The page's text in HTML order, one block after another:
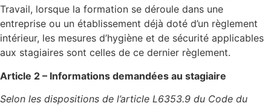
Travail, lorsque la formation se déroule dans une
entreprise ou un établissement déjà doté d’un règlement
intérieur, les mesures d’hygiène et de sécurité applicables
aux stagiaires sont celles de ce dernier règlement.
Article 2 – Informations demandées au stagiaire
Selon les dispositions de l’article L6353.9 du Code du